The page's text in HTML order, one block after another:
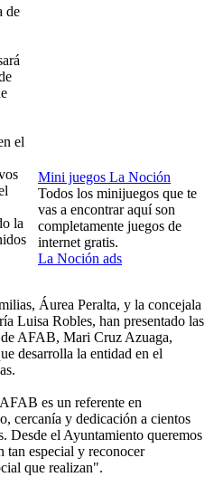
Mini juegos La Noción
Todos los minijuegos que te
vas a encontrar aquí son
completamente juegos de
internet gratis.
La Noción ads
de
el
la
Áurea Peralta, y la concejala
Luisa Robles, han presentado las
AFAB, Mari Cruz Azuaga,
desarrolla la entidad en el
es un referente en
cercanía y dedicación a cientos
Desde el Ayuntamiento queremos
tan especial y reconocer
que realizan".